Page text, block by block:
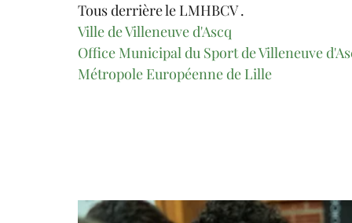
Tous derrière le LMHBCV .
Ville de Villeneuve d'Ascq
Office Municipal du Sport de Villeneuve
Métropole Européenne de Lille